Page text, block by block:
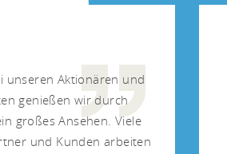
unseren Aktionären und
genießen wir durch
großes Ansehen. Viele
und Kunden arbeiten